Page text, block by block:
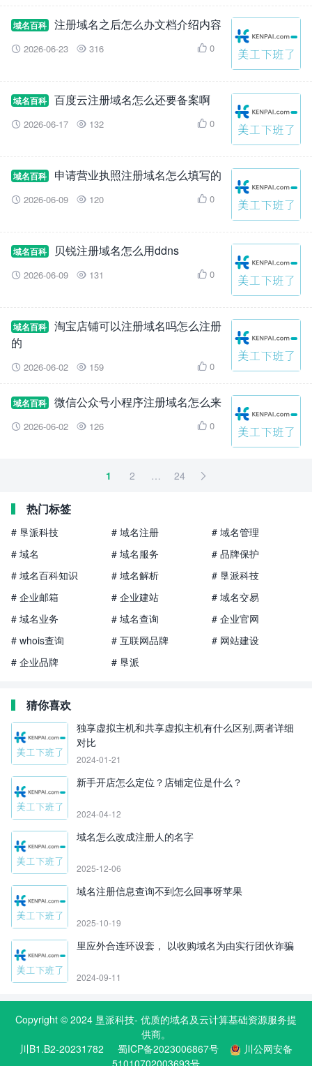
域名百科 注册域名之后怎么办文档介绍内容
 2026-06-23  316  0
域名百科 百度云注册域名怎么还要备案啊
 2026-06-17  132  0
域名百科 申请营业执照注册域名怎么填写的
 2026-06-09  120  0
域名百科 贝锐注册域名怎么用ddns
 2026-06-09  131  0
域名百科
淘宝店铺可以注册域名吗怎么注册
的
 2026-06-02  159  0
域名百科 微信公众号小程序注册域名怎么来
 2026-06-02  126  0
1 2 … 24 
热门标签
# 垦派科技 # 域名注册
# 域名管理
# 域名
# 域名服务
# 品牌保护
# 域名百科知识
# 域名解析
# 垦派科技
# 企业邮箱
# 企业建站
# 域名交易
# 域名业务
# 域名查询
# 企业官网
# whois查询
# 互联网品牌
# 网站建设
# 企业品牌
# 垦派
猜你喜欢
独享虚拟主机和共享虚拟主机有什么区别,两者详细
对比
2024-01-21
新手开店怎么定位？店铺定位是什么？
2024-04-12
域名怎么改成注册人的名字
2025-12-06
域名注册信息查询不到怎么回事呀苹果
2025-10-19
里应外合连环设套， 以收购域名为由实行团伙诈骗
2024-09-11
Copyright © 2024 垦派科技- 优质的域名及云计算基础资源服务提
供商。
川B1.B2-20231782
蜀ICP备2023006867号
川公网安备
51010702003693号